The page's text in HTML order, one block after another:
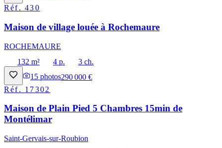
Réf.430
Maison de village louée à Rochemaure
ROCHEMAURE
132 m²
4 p.
3 ch.
15 photos290 000 €
Réf. 17302
Maison de Plain Pied 5 Chambres 15min de
Montélimar
Saint-Gervais-sur-Roubion